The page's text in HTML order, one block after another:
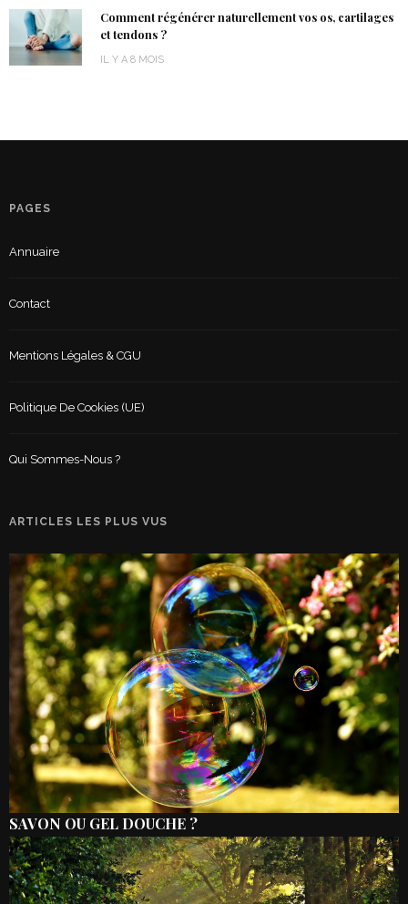
Comment régénérer naturellement vos os, cartilages
et tendons ?
IL Y A 8 MOIS
PAGES
Annuaire
Contact
Mentions Légales & CGU
Politique De Cookies (UE)
Qui Sommes-Nous ?
ARTICLES LES PLUS VUS
SAVON OU GEL DOUCHE ?